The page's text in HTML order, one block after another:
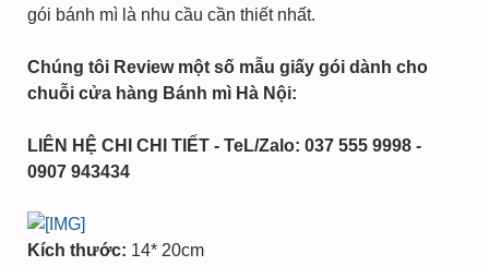
gói bánh mì là nhu cầu cần thiết nhất.
Chúng tôi Review một số mẫu giấy gói dành cho
chuỗi cửa hàng Bánh mì Hà Nội:
LIÊN HỆ CHI CHI TIẾT - TeL/Zalo: 037 555 9998 -
0907 943434
Kích thước: 14* 20cm